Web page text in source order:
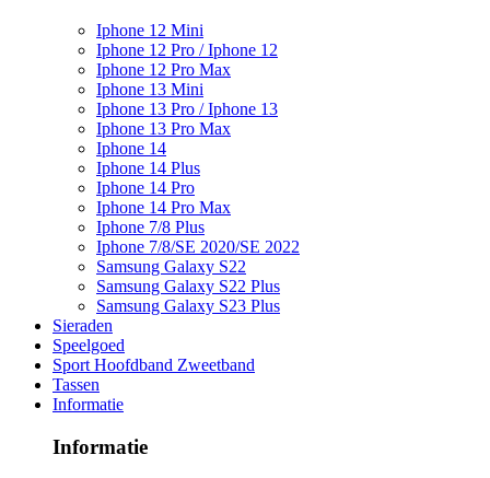
Iphone 12 Mini
Iphone 12 Pro / Iphone 12
Iphone 12 Pro Max
Iphone 13 Mini
Iphone 13 Pro / Iphone 13
Iphone 13 Pro Max
Iphone 14
Iphone 14 Plus
Iphone 14 Pro
Iphone 14 Pro Max
Iphone 7/8 Plus
Iphone 7/8/SE 2020/SE 2022
Samsung Galaxy S22
Samsung Galaxy S22 Plus
Samsung Galaxy S23 Plus
Sieraden
Speelgoed
Sport Hoofdband Zweetband
Tassen
Informatie
Informatie